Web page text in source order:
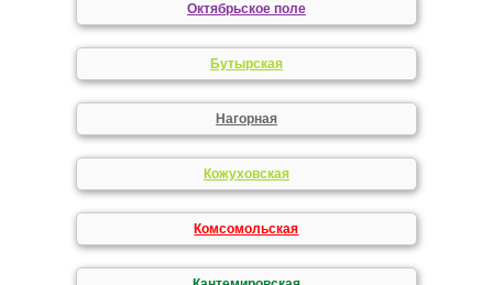
Октябрьское поле
Бутырская
Нагорная
Кожуховская
Комсомольская